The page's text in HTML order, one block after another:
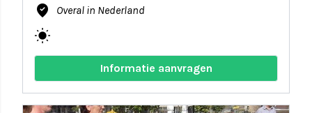
where_to_vote Overal in Nederland
wb_sunny
Informatie aanvragen